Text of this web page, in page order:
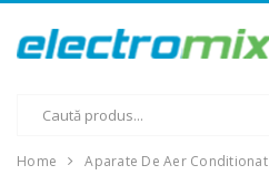
Home Aparate De Aer Conditionat